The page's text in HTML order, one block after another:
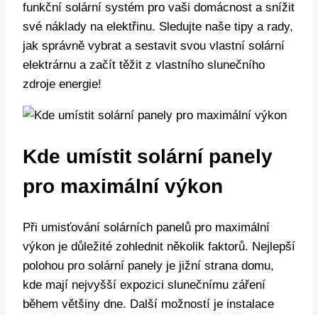
funkční solární systém pro vaši domácnost a snížit
své náklady na elektřinu. Sledujte naše tipy a rady,
jak správně vybrat a sestavit svou vlastní solární
elektrárnu a začít těžit z vlastního slunečního
zdroje energie!
Kde umístit solární panely
pro maximální výkon
Při umisťování solárních panelů pro maximální
výkon je důležité zohlednit několik faktorů. Nejlepší
polohou pro solární panely je jižní strana domu,
kde mají nejvyšší expozici slunečnímu záření
během většiny dne. Další možností je instalace